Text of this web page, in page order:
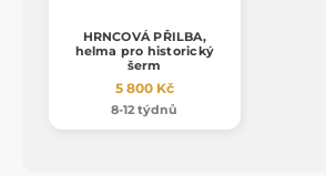
HRNCOVÁ PŘILBA,
helma pro historický
šerm
5 800 Kč
8-12 týdnů